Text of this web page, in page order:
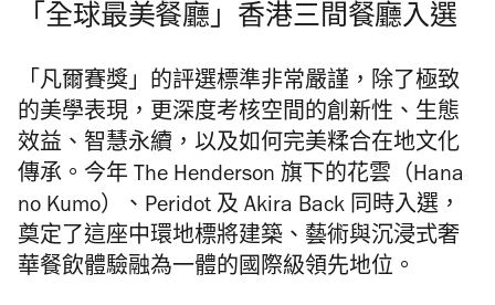
「全球最美餐廳」香港三間餐廳入選
「凡爾賽獎」的評選標準非常嚴謹，除了極致
的美學表現，更深度考核空間的創新性、生態
效益、智慧永續，以及如何完美糅合在地文化
傳承。今年 The Henderson 旗下的花雲（Hana
no Kumo）、Peridot 及 Akira Back 同時入選，
奠定了這座中環地標將建築、藝術與沉浸式奢
華餐飲體驗融為一體的國際級領先地位。